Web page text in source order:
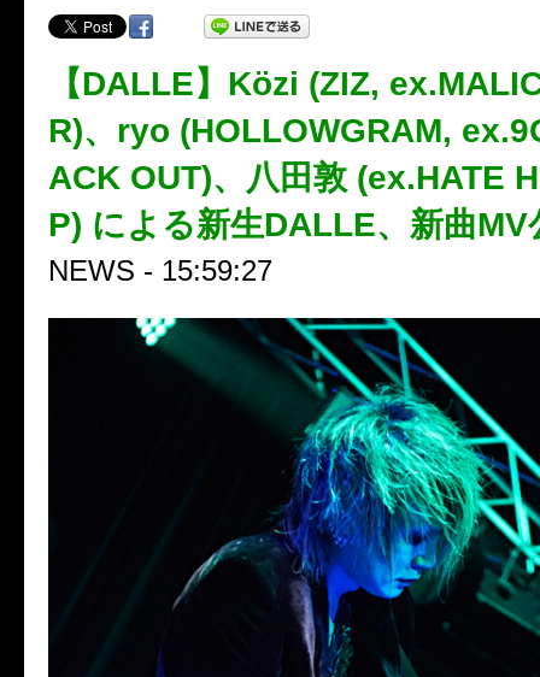
【DALLE】Közi (ZIZ,
R)、ryo (HOLLOWGRAM,
ACK OUT)、八田敦 (ex.HATE
P) による新生DALLE、新曲MV
NEWS - 15:59:27